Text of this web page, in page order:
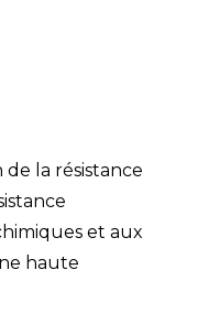
de la résistance
et aux
haute